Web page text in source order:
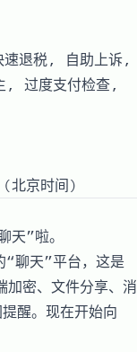
退税, 自助上诉,
, 过度支付检查,
北京时间)
天”啦。
“聊天”平台，这是
加密、文件分享、消
醒。现在开始向